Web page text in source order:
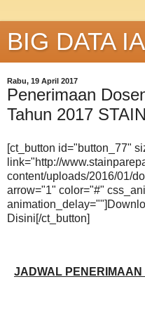
BIG DATA
Rabu, 19 April 2017
Penerimaan
Tahun 2017
[ct_button id="button_77"
link="http://
content/uploads/2016/01/
arrow="1" color="#"
Disini[/ct_button]
JADWAL